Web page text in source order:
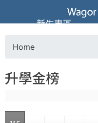
Jump
葳
格
高
中
o
u
Home
升學金榜
新生專區